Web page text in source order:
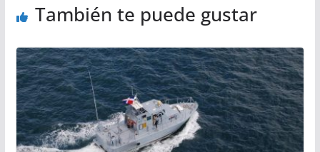
También te puede gustar